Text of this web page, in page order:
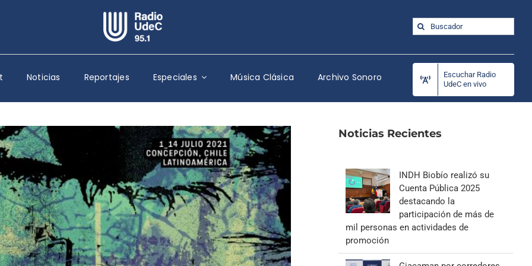
Escuchar Radio UdeC en vivo
Quiénes Somos
Programación
Podcast
Noticias
Reportajes
Columnas
Música Clásica
Especiales
Buscar:
Noticias Reportajes Especiales Música Clásica Archivo Sonoro
Escuchar Radio
UdeC en vivo
Noticias Recientes
INDH Biobío realizó su
Cuenta Pública 2025
destacando la
participación de más de
mil personas en actividades de
promoción